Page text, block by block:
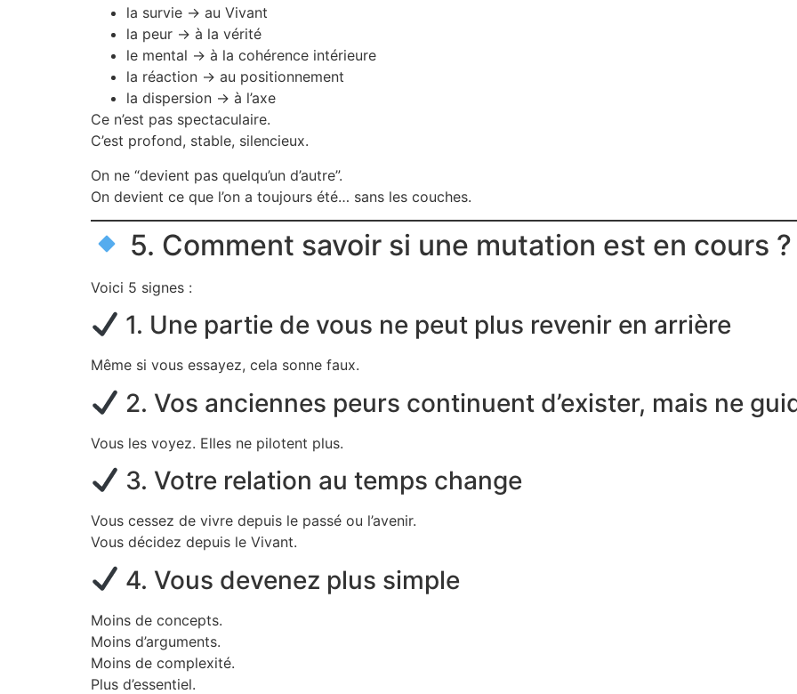
la survie → au Vivant
la peur → à la vérité
le mental → à la cohérence intérieure
la réaction → au positionnement
la dispersion → à l’axe
Ce n’est pas spectaculaire.
C’est profond, stable, silencieux.
On ne “devient pas quelqu’un d’autre”.
On devient ce que l’on a toujours été… sans les couches.
5. Comment savoir si une mutation est en cours ?
Voici 5 signes :
1. Une partie de vous ne peut plus revenir en arrière
Même si vous essayez, cela sonne faux.
2. Vos anciennes peurs continuent d’exister, mais ne
Vous les voyez. Elles ne pilotent plus.
3. Votre relation au temps change
Vous cessez de vivre depuis le passé ou l’avenir.
Vous décidez depuis le Vivant.
4. Vous devenez plus simple
Moins de concepts.
Moins d’arguments.
Moins de complexité.
Plus d’essentiel.